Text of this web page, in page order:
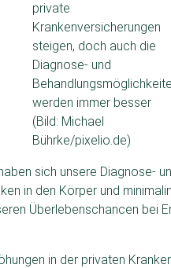
private
Krankenversicherungen
steigen, doch auch die
Diagnose- und
werden immer besser
(Bild: Michael
Bührke/pixelio.de)
sich unsere Diagnose-
in den Körper und
Überlebenschancen bei
in der privaten